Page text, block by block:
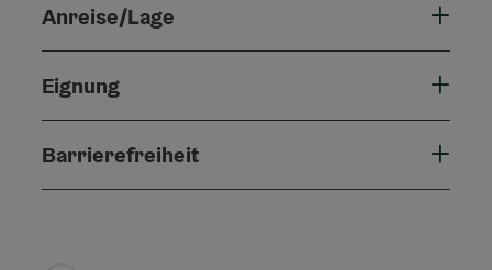
Anreise/Lage
Eignung
Barrierefreiheit